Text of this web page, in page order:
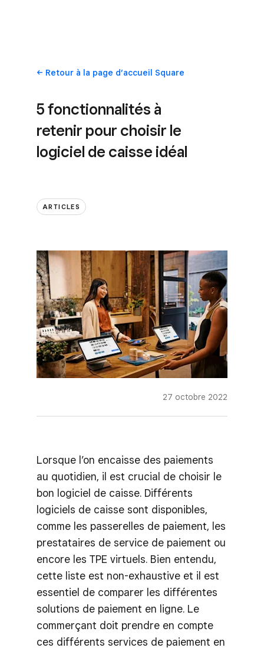
Retourà la page d’accueil Square
5 fonctionnalités à
retenir pour choisir le
logiciel de caisse idéal
ARTICLES
27 octobre 2022
Lorsque l’on encaisse des paiements
au quotidien, il est crucial de choisir le
bon logiciel de caisse. Différents
logiciels de caisse sont disponibles,
comme les passerelles de paiement, les
prestataires de service de paiement ou
encore les TPE virtuels. Bien entendu,
cette liste est non-exhaustive et il est
essentiel de comparer les différentes
solutions de paiement en ligne. Le
commerçant doit prendre en compte
ces différents services de paiement en